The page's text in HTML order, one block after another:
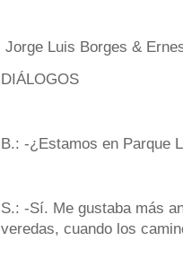
Jorge Luis Borges &
DIÁLOGOS
B.: -¿Estamos en Parque
S.: -Sí. Me gustaba más
veredas, cuando los